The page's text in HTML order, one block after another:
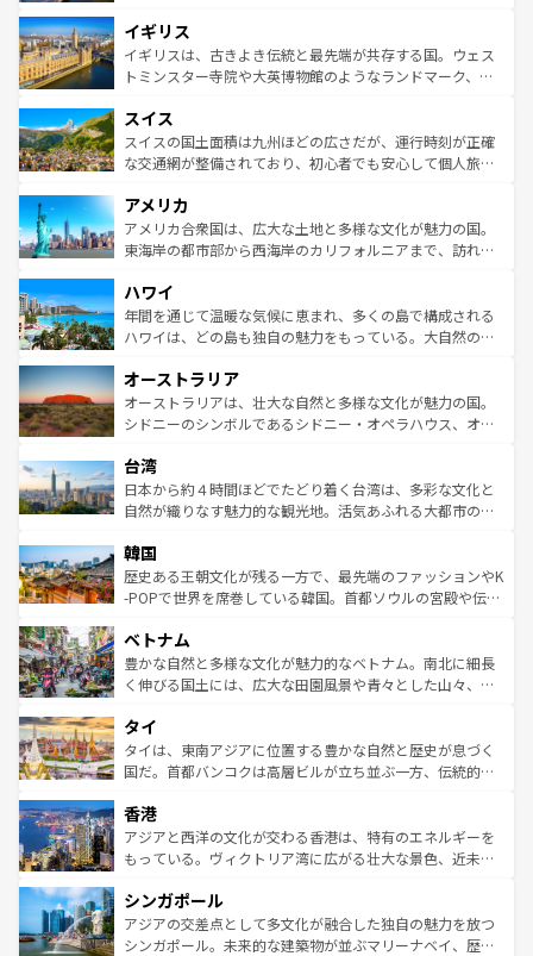
いる。シャンパンの発祥地であるランス、プロヴァンスの
香り高いラベンダー畑など、多彩な楽しみ方が可能だ。さ
らに、パリ以外の地域にも魅力が溢れており、どの街角に
れる地方に足を運ぶとそれぞれで全く異なる文化を体験で
きるだろう。 なお、新着のフランス情報はコンテンツ一覧
を参照してほしい。
顔を持つこの国は、どこを歩いても飽きることがない。ベ
ルリンの文化的活気、バイエルン州のアルプスの絶景、そ
してライン川沿いのワイン畑といった風景は必見。ビール
は、お酒好きな人にはぜひ体験してほしい。 なお、新着の
ドイツ情報はコンテンツ一覧を参照してほしい。
イギリス
イギリスは、古きよき伝統と最先端が共存する国。ウェス
トミンスター寺院や大英博物館のようなランドマーク、歴
リアごとに異なる魅力がある。また、優雅なアフタヌーン
ティー、ビール好きにはたまらない英国パブ、サッカー観
戦など、本場だからこそできる体験も豊富。イギリスを旅
ンツ一覧を参照してほしい。
スイス
スイスの国土面積は九州ほどの広さだが、運行時刻が正確
な交通網が整備されており、初心者でも安心して個人旅行
の建物がそのまま残る町や、スイスならではのユニークな
博物館もあり、アルプス観光だけでなく町歩きも満喫する
ことができる。国民の所得が高いため物価も高いが、旅行
ば市内交通費無料で観光を楽しむこともできる。 なお、新
着のスイス情報はコンテンツ一覧 を参照してほしい。
アメリカ
アメリカ合衆国は、広大な土地と多様な文化が魅力の国。
東海岸の都市部から西海岸のカリフォルニアまで、訪れる
のような巨大都市は、観光、ショッピング、エンターテイ
ンメントが詰まった刺激的なスポットだ。一方、アメリカ
西部には大自然が広がり、グランドキャニオンやイエロー
部のニューオーリンズでは、音楽と美食が融合した独特の
文化が魅力。旅行者はアメリカの各地域で異なる魅力を楽
しみながら、その多様性と豊かな歴史を感じることができ
ならではの贅沢な旅のスタイルだ。 なお、新着のアメリカ
情報はコンテンツ一覧を参照してほしい。
ハワイ
年間を通じて温暖な気候に恵まれ、多くの島で構成される
ハワイは、どの島も独自の魅力をもっている。大自然の神
ワイ島は見逃せない。また、定番の観光地といえばオアフ
島だが、静かな自然を求めるならマウイ島やカウアイ島が
おすすめ。エメラルドグリーンに輝く海をはじめ、豊かな
れるおもてなしの心で訪れる人々を迎えてくれるハワイの
人々、おいしいローカルフードやハワイアンミュージッ
ク、伝統的なフラダンスなど、すべてがハワイの魅力を彩
ワイを、存分に味わってほしい。 なお、新着のハワイ情報
はコンテンツ一覧を参照してほしい。
オーストラリア
オーストラリアは、壮大な自然と多様な文化が魅力の国。
シドニーのシンボルであるシドニー・オペラハウス、オー
リアリーフや大陸中央部にそびえるウルル（エアーズロッ
ク）、タスマニアの美しい原生林やケアンズの熱帯雨林な
ど、見どころがたくさん。また、カフェやワイン、オージ
いる。アクティビティも充実しており、サーフィンやダイ
ビング、ハイキングなど、アウトドア好きにはたまらな
い。オーストラリアの多彩な魅力を存分に味わいつくそ
参照してほしい。
台湾
日本から約４時間ほどでたどり着く台湾は、多彩な文化と
自然が織りなす魅力的な観光地。活気あふれる大都市の台
ン）、静ひつな山岳地帯である台湾東部など、都市の喧騒
と山間の静けさが共存しており、訪れる人に新しい発見と
驚きをもたらしてくれる。また、奥深い台湾の食文化も魅
容にもいいと評判のスイーツなど、バラエティ豊かな料理
が味わえる。 なお、新着の台湾情報は コンテンツ一覧を参
照してほしい。
韓国
歴史ある王朝文化が残る一方で、最先端のファッションやK
-POPで世界を席巻している韓国。首都ソウルの宮殿や伝統
き、地方に足を延ばせば四季折々の自然美を楽しむことが
できる。そして、キムチや焼肉、絶品のストリートフード
まで、さまざまな韓国料理が待っている。夜には、韓国な
リティに包まれながら、韓国の多彩な魅力を心ゆくまで味
わってみてほしい。 なお、新着の韓国情報はコンテンツ一
覧を参照してほしい。
ベトナム
豊かな自然と多様な文化が魅力的なベトナム。南北に細長
く伸びる国土には、広大な田園風景や青々とした山々、世
急速な発展と共に伝統が息づく。ハノイの古い町並みやホ
ーチミン市のフランス統治時代の建物も、独特の雰囲気を
醸し出している。また、バラエティの豊かさとおいしさで
とつ。フォーやバインミー、ベトナムコーヒーなどは、ぜ
ひ現地で味わいたい。どの地域を訪れてもあたたかい人々
が旅行者を迎えてくれるので、きっと忘れられない旅にな
参照してほしい。
タイ
タイは、東南アジアに位置する豊かな自然と歴史が息づく
国だ。首都バンコクは高層ビルが立ち並ぶ一方、伝統的な
の活気が交差している。北部ではチェンマイなどの山岳地
帯で自然と触れ合い、南部ではプーケットやクラビの美し
いビーチでリゾート気分を楽しむことができる。タイ料理
激する。気候は一年中温暖で、どの季節にも異なる楽しみ
が待っている。親しみやすいタイの人々、仏教を中心とし
た文化、そして多様な観光資源が、訪れる旅人を魅了し続
香港
アジアと西洋の文化が交わる香港は、特有のエネルギーを
もっている。ヴィクトリア湾に広がる壮大な景色、近未来
み、どこを訪れても感動するはず。観光スポットが密集し
ており、効率よく見どころを回れるのも魅力。息をのむよ
うな絶景から文化的な体験まで、香港を存分に楽しみ尽く
シンガポール
アジアの交差点として多文化が融合した独自の魅力を放つ
シンガポール。未来的な建築物が並ぶマリーナベイ、歴史